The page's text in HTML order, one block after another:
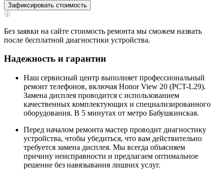
Зафиксировать стоимость
Без заявки на сайте стоимость ремонта мы сможем назвать
после бесплатной диагностики устройства.
Надежность и гарантии
Наш сервисный центр выполняет профессиональный
ремонт телефонов, включая Honor View 20 (PCT-L29).
Замена дисплея проводится с использованием
качественных комплектующих и специализированного
оборудования. В 5 минутах от метро Бабушкинская.
Перед началом ремонта мастер проводит диагностику
устройства, чтобы убедиться, что вам действительно
требуется замена дисплея. Мы всегда объясняем
причину неисправности и предлагаем оптимальное
решение без навязывания лишних услуг.